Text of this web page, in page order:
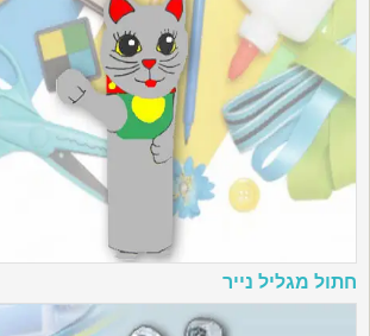
חתול מגליל נייר